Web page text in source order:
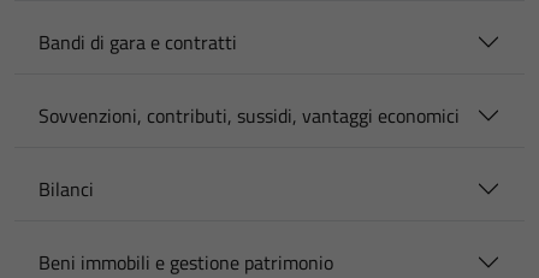
Bandi di gara e contratti
Sovvenzioni, contributi, sussidi, vantaggi economici
Bilanci
Beni immobili e gestione patrimonio